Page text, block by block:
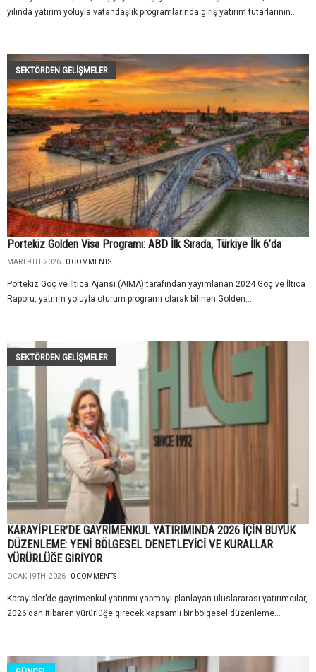
yılında yatırım yoluyla vatandaşlık programlarında giriş yatırım tutarlarının...
SEKTÖRDEN GELIŞMELER
Portekiz Golden Visa Programı: ABD İlk Sırada, Türkiye İlk 6’da
MART 9TH, 2026 | 0 COMMENTS
Portekiz Göç ve İltica Ajansı (AIMA) tarafından yayımlanan 2024 Göç ve İltica
Raporu, yatırım yoluyla oturum programı olarak bilinen Golden...
SEKTÖRDEN GELIŞMELER
KARAYİPLER’DE GAYRİMENKUL YATIRIMINDA 2026 İÇİN BÜYÜK
DÜZENLEME: YENİ BÖLGESEL DENETLEYİCİ VE KURALLAR
YÜRÜRLÜĞE GİRİYOR
OCAK 19TH, 2026 | 0 COMMENTS
Karayipler’de gayrimenkul yatırımı yapmayı planlayan uluslararası yatırımcılar,
2026’dan itibaren yürürlüğe girecek kapsamlı bir bölgesel düzenleme...